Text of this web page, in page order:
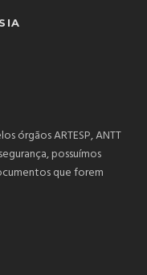
órgãos ARTESP, ANTT
possuímos
que forem